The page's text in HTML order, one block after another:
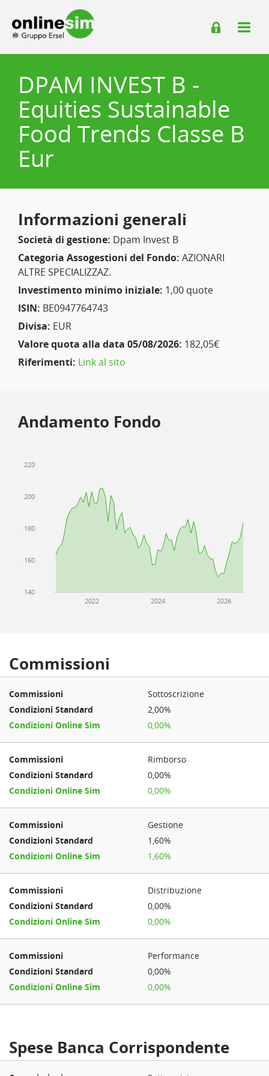
DPAM INVEST B -
Equities Sustainable
Food Trends Classe B
Eur
Informazioni generali
Società di gestione: Dpam Invest B
Categoria Assogestioni del Fondo: AZIONARI
ALTRE SPECIALIZZAZ.
Investimento minimo iniziale: 1,00 quote
ISIN: BE0947764743
Divisa: EUR
Valore quota alla data 05/08/2026: 182,05€
Riferimenti: Link al sito
Andamento Fondo
2022 2024 2026
140
160
180
200
220
Commissioni
Sottoscrizione
2,00%
0,00%
Rimborso
0,00%
0,00%
Gestione
1,60%
1,60%
Distribuzione
0,00%
0,00%
Performance
0,00%
0,00%
Spese Banca Corrispondente